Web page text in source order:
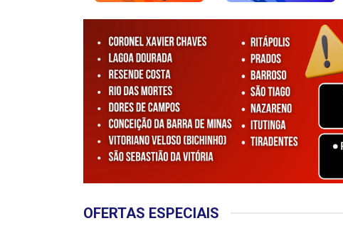
OFERTAS ESPECIAIS